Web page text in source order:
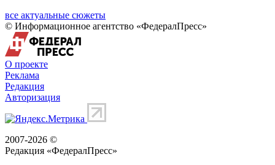
все актуальные сюжеты
© Информационное агентство «ФедералПресс»
О проекте
Реклама
Редакция
Авторизация
2007-2026 ©
Редакция «ФедералПресс»